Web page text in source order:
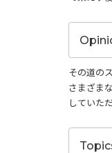
“経営
社外取締
その道の
さまざま
していた